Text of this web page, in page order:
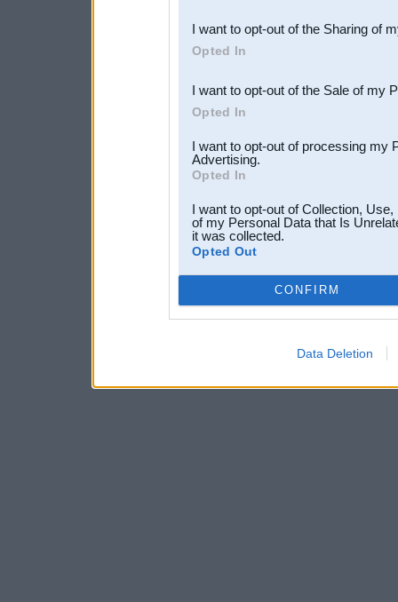
Downstream Participants
third parties.
I want to opt-out of the Sharing of
Opted In
I want to opt-out of the Sale of my
Opted In
I want to opt-out of processing my
Advertising.
Opted In
I want to opt-out of Collection,
of my Personal Data that Is
it was collected.
Opted Out
CONFIRM
Data Deletion